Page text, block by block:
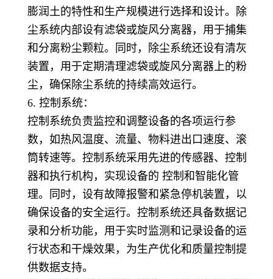
膨润土的特性和生产规模进行选择和设计。除
尘系统内部设有滤袋或旋风分离器，用于捕集
和分离粉尘颗粒。同时，除尘系统还设有清灰
装置，用于定期清理滤袋或旋风分离器上的粉
尘，确保除尘系统的持续高效运行。
6. 控制系统：
控制系统负责监控和调整设备的各项运行参
数，如热风温度、流量、物料进出口速度、滚
筒转速等。控制系统采用先进的传感器、控制
器和执行机构，实现设备的 控制和智能化管
理。同时，设有故障报警和紧急停机装置，以
确保设备的安全运行。控制系统还具备数据记
录和分析功能，用于实时监测和记录设备的运
行状态和干燥效果，为生产优化和质量控制提
供数据支持。